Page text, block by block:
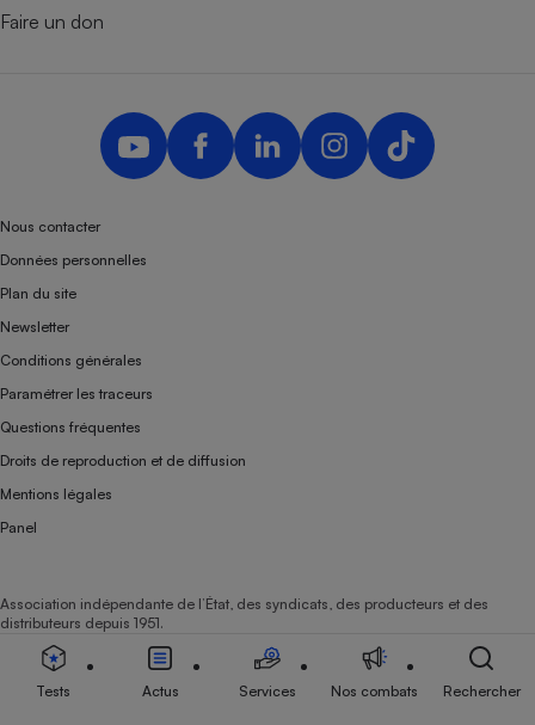
Faire un don
Nous contacter
Données personnelles
Plan du site
Newsletter
Conditions générales
Paramétrer les traceurs
Questions fréquentes
Droits de reproduction et de diffusion
Mentions légales
Panel
Association indépendante de l’État, des syndicats, des producteurs et des
distributeurs depuis 1951.
Tests Actus Services Nos combats Rechercher